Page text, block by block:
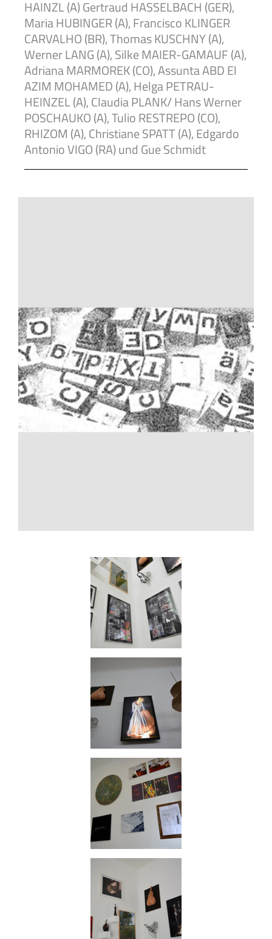
HAINZL (A) Gertraud HASSELBACH (GER),
Maria HUBINGER (A), Francisco KLINGER
CARVALHO (BR), Thomas KUSCHNY (A),
Werner LANG (A), Silke MAIER-GAMAUF (A),
Adriana MARMOREK (CO), Assunta ABD El
AZIM MOHAMED (A), Helga PETRAU-
HEINZEL (A), Claudia PLANK/ Hans Werner
POSCHAUKO (A), Tulio RESTREPO (CO),
RHIZOM (A), Christiane SPATT (A), Edgardo
Antonio VIGO (RA) und Gue Schmidt